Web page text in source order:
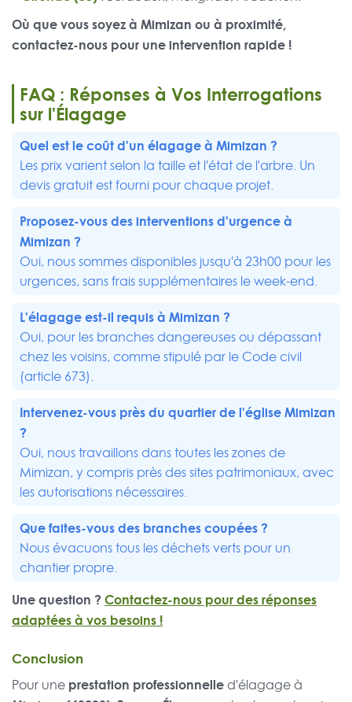
Où que vous soyez à Mimizan ou à proximité,
contactez-nous pour une intervention rapide !
FAQ : Réponses à Vos Interrogations
sur l'Élagage
Quel est le coût d'un élagage à Mimizan ?
Les prix varient selon la taille et l'état de l'arbre. Un
devis gratuit est fourni pour chaque projet.
Proposez-vous des interventions d'urgence à
Mimizan ?
Oui, nous sommes disponibles jusqu'à 23h00 pour les
urgences, sans frais supplémentaires le week-end.
L'élagage est-il requis à Mimizan ?
Oui, pour les branches dangereuses ou dépassant
chez les voisins, comme stipulé par le Code civil
(article 673).
Intervenez-vous près du quartier de l'église Mimizan
?
Oui, nous travaillons dans toutes les zones de
Mimizan, y compris près des sites patrimoniaux, avec
les autorisations nécessaires.
Que faites-vous des branches coupées ?
Nous évacuons tous les déchets verts pour un
chantier propre.
Une question ? Contactez-nous pour des réponses
adaptées à vos besoins !
Conclusion
Pour une prestation professionnelle d'élagage à